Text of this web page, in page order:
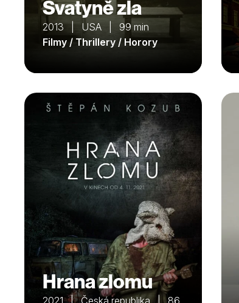
Svatyně zla
2013 | USA | 99 min
Filmy / Thrillery / Horory
Hrana zlomu
2021 | Česká republika | 86